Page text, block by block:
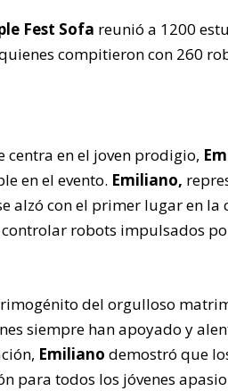
Fest Sofa reunió a 1200
compitieron con 260
centra en el joven prodigio,
en el evento. Emiliano,
alzó con el primer lugar en la
robots impulsados
del orgulloso
siempre han apoyado y
Emiliano demostró que
para todos los jóvenes